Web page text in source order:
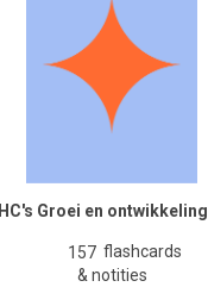
HC's Groei en ontwikkeling
157 flashcards
& notities